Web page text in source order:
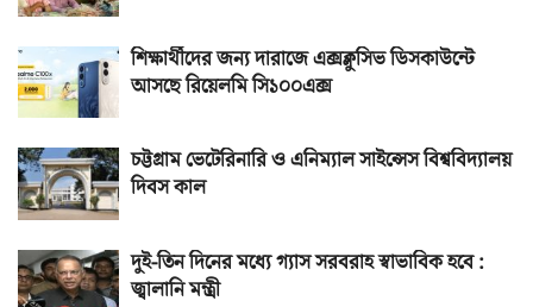
শিক্ষার্থীদের জন্য দারাজে এক্সক্লুসিভ ডিসকাউন্টে
আসছে রিয়েলমি সি১০০এক্স
চট্টগ্রাম ভেটেরিনারি ও এনিম্যাল সাইন্সেস বিশ্ববিদ্যালয়
দিবস কাল
দুই-তিন দিনের মধ্যে গ্যাস সরবরাহ স্বাভাবিক হবে :
জ্বালানি মন্ত্রী